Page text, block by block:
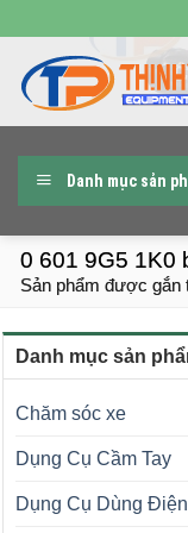
đến
nội
dung
Danh mục sản
0 601 9G5 1K0
Sản phẩm được gắn
Danh mục sản
Chăm sóc xe
Dụng Cụ Cầm Tay
Dụng Cụ Dùng Điện